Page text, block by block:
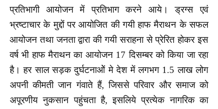
प्रतिभागी आयोजन में प्रतिभाग करने आये। ड्रग्स एवं
भ्रष्टाचार के मुद्दों पर आयोजित की गयी हाफ मैराथन के सफल
आयोजन तथा जनता द्वारा की गयी सराहना से प्रेरित होकर इस
वर्ष भी हाफ मैराथन का आयोजन 17 दिसम्बर को किया जा रहा
है। हर साल सड़क दुर्घटनाओें मे देश में लगभग 1.5 लाख लोग
अपनी कीमती जान गंवाते हैं, जिससे परिवार और समाज को
अपूरणीय नुकसान पहुंचता है, इसलिये प्रत्येक नागरिक का